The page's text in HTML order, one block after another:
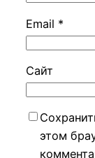
Email *
Сайт
этом